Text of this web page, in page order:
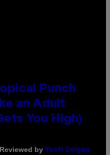
Punch
an Adult
You High)
by Ysolt Usigan